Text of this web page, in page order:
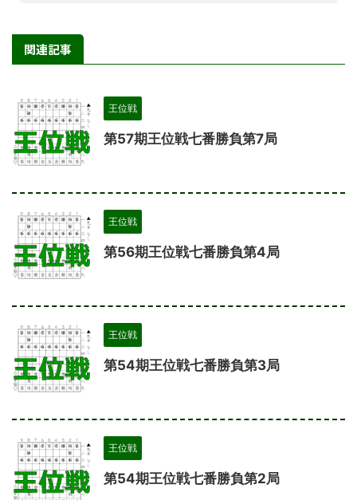
関連記事
王位戦
第57期王位戦七番勝負第7局
王位戦
第56期王位戦七番勝負第4局
王位戦
第54期王位戦七番勝負第3局
王位戦
第54期王位戦七番勝負第2局